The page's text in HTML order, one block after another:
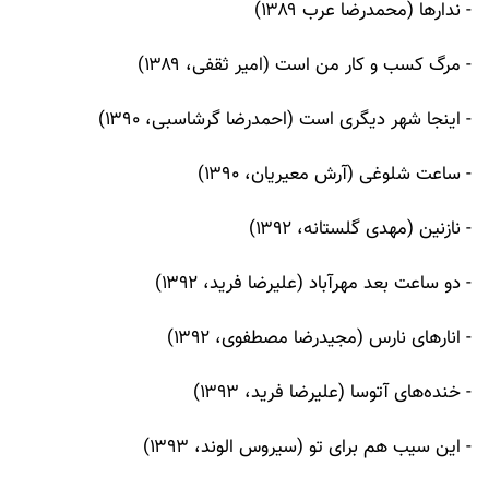
- ندارها (محمدرضا عرب ۱۳۸۹)
- مرگ کسب و کار من است (امیر ثقفی، ۱۳۸۹)
- اینجا شهر دیگری است (احمدرضا گرشاسبی، ۱۳۹۰)
- ساعت شلوغی (آرش معیریان، ۱۳۹۰)
- نازنین (مهدی گلستانه، ۱۳۹۲)
- دو ساعت بعد مهرآباد (علیرضا فرید، ۱۳۹۲)
- انارهای نارس (مجیدرضا مصطفوی، ۱۳۹۲)
- خنده‌های آتوسا (علیرضا فرید، ۱۳۹۳)
- این سیب هم برای تو (سیروس الوند، ۱۳۹۳)